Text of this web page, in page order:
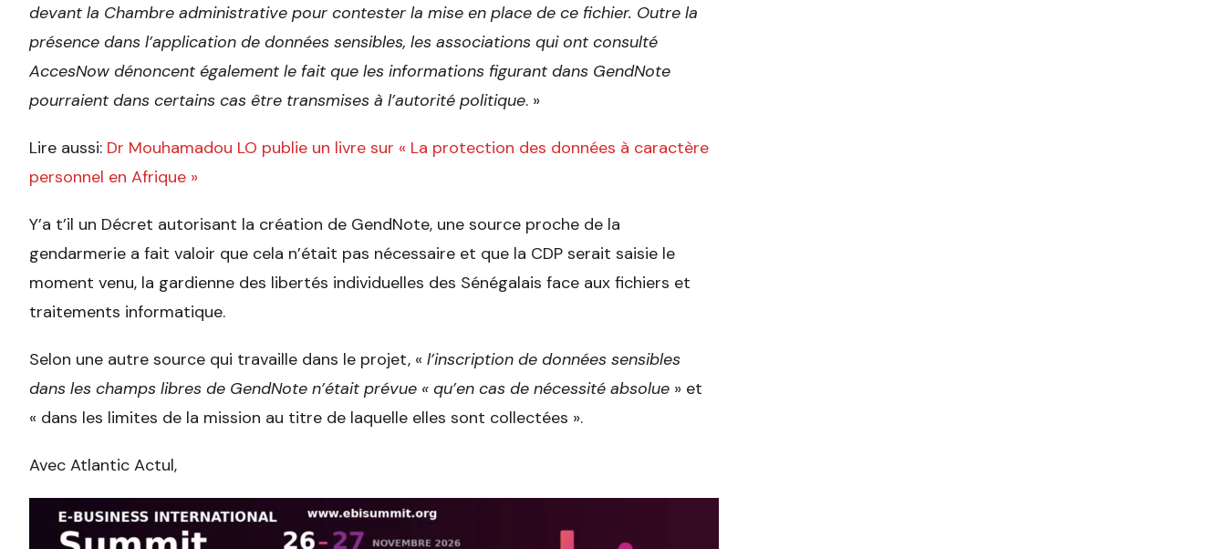
devant la Chambre administrative pour contester la mise en place de ce fichier. Outre la
présence dans l’application de données sensibles, les associations qui ont consulté
AccesNow dénoncent également le fait que les informations figurant dans GendNote
pourraient dans certains cas être transmises à l’autorité politique. »
Lire aussi: Dr Mouhamadou LO publie un livre sur « La protection des données à caractère
personnel en Afrique »
Y’a t’il un Décret autorisant la création de GendNote, une source proche de la
gendarmerie a fait valoir que cela n’était pas nécessaire et que la CDP serait saisie le
moment venu, la gardienne des libertés individuelles des Sénégalais face aux fichiers et
traitements informatique.
Selon une autre source qui travaille dans le projet, « l’inscription de données sensibles
dans les champs libres de GendNote n’était prévue « qu’en cas de nécessité absolue » et
« dans les limites de la mission au titre de laquelle elles sont collectées ».
Avec Atlantic Actul,